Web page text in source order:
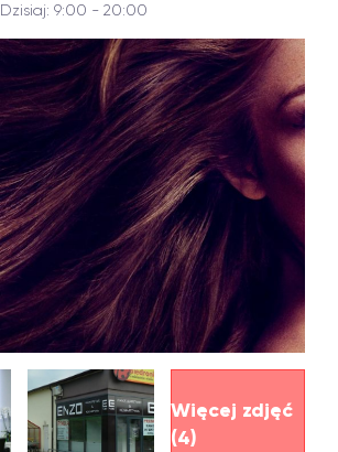
Dzisiaj: 9:00 - 20:00
Więcej zdjęć
(4)